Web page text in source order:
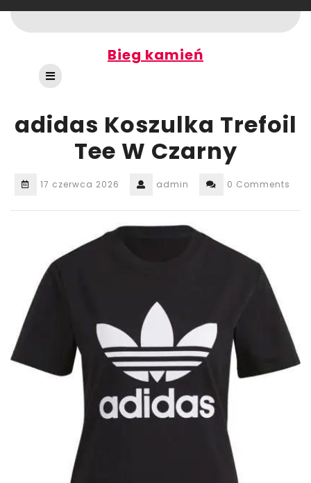
to
content
Bieg kamień
Open
Button
adidas Koszulka Trefoil
Tee W Czarny
17 czerwca 2026 admin 0 Comments